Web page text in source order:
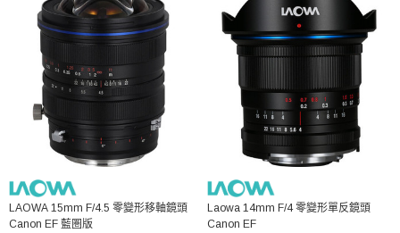
LAOWA 15mm F/4.5 零變形移軸鏡頭
Canon EF 藍圏版
Laowa 14mm F/4 零變形單反鏡頭
Canon EF